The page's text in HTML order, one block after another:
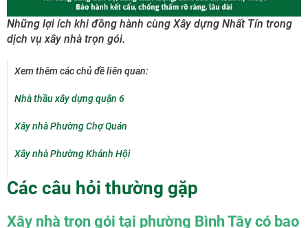
Những lợi ích khi đồng hành cùng Xây dựng Nhất Tín trong
dịch vụ xây nhà trọn gói.
Xem thêm các chủ đề liên quan:
Nhà thầu xây dựng quận 6
Xây nhà Phường Chợ Quán
Xây nhà Phường Khánh Hội
Các câu hỏi thường gặp
Xây nhà trọn gói tại phường Bình Tây có bao